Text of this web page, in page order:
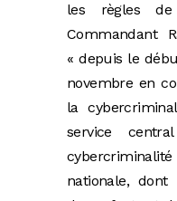
les règles
Commandant
« depuis le
novembre en
la
service
nationale, dont